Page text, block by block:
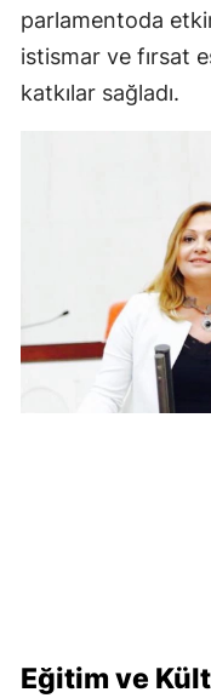
parlamentoda
istismar ve fırsat
katkılar sağladı.
Eğitim ve